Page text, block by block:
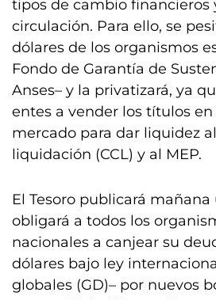
tipos de cambio financieros
circulación. Para ello, se
dólares de los organismos
Fondo de Garantía de
Anses– y la privatizará, ya
entes a vender los títulos en
mercado para dar liquidez
liquidación (CCL) y al MEP.
El Tesoro publicará
obligará a todos los
nacionales a canjear su
dólares bajo ley
globales (GD)– por nuevos